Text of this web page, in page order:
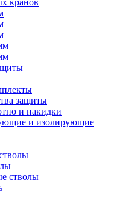
кранов
защиты
и накидки
и изолирующие
стволы